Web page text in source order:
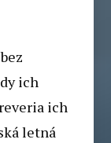
ich
ich
letná